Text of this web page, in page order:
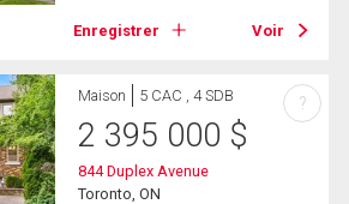
Enregistrer Voir
Maison 5 CAC , 4 SDB
2 395 000 $
844 Duplex Avenue
Toronto, ON
?